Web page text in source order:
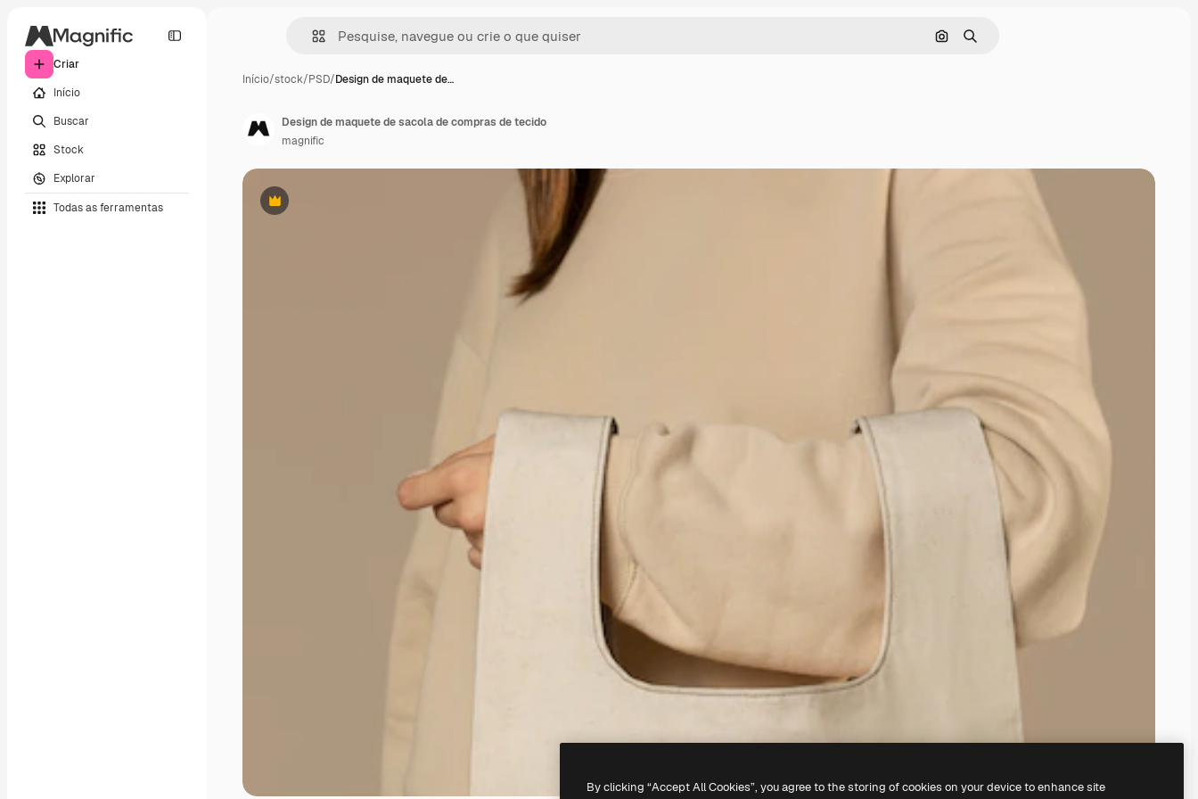
Criar
Início
Buscar
Stock
Explorar
Todas as ferramentas
Pesquisar por imagem
Buscar
Início/stock/PSD/Design de maquete de…
Premium
Design de maquete de sacola de compras de tecido
magnific
By clicking “Accept All Cookies”, you agree to the storing of cookies on your device to enhance site